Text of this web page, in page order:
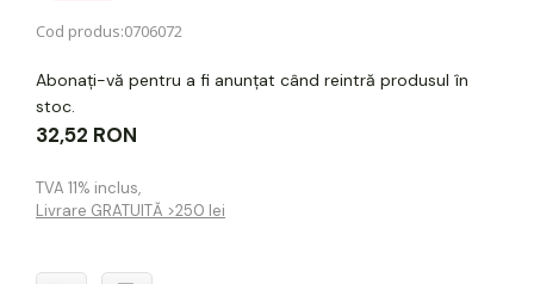
Cod produs:0706072
Abonați-vă pentru a fi anunțat când reintră produsul în
stoc.
32,52 RON
TVA 11% inclus,
Livrare GRATUITĂ >250 lei